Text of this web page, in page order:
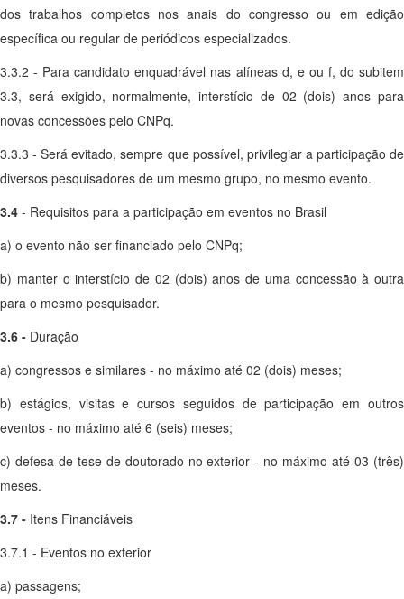
dos trabalhos completos nos anais do congresso ou em edição
específica ou regular de periódicos especializados.
3.3.2 - Para candidato enquadrável nas alíneas d, e ou f, do subitem
3.3, será exigido, normalmente, interstício de 02 (dois) anos para
novas concessões pelo CNPq.
3.3.3 - Será evitado, sempre que possível, privilegiar a participação de
diversos pesquisadores de um mesmo grupo, no mesmo evento.
3.4 - Requisitos para a participação em eventos no Brasil
a) o evento não ser financiado pelo CNPq;
b) manter o interstício de 02 (dois) anos de uma concessão à outra
para o mesmo pesquisador.
3.6 - Duração
a) congressos e similares - no máximo até 02 (dois) meses;
b) estágios, visitas e cursos seguidos de participação em outros
eventos - no máximo até 6 (seis) meses;
c) defesa de tese de doutorado no exterior - no máximo até 03 (três)
meses.
3.7 - Itens Financiáveis
3.7.1 - Eventos no exterior
a) passagens;